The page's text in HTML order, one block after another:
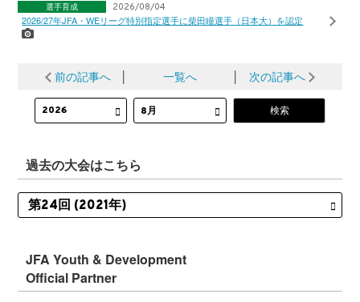
選手育成 2026/08/04
2026/27年JFA・WEリーグ特別指定選手に柴田瞳選手（日本大）を認定
前の記事へ 一覧へ 次の記事へ
過去の大会はこちら
JFA Youth & Development
Official Partner